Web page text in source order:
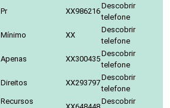
Pr XX986216
Descobrir
telefone
Mínimo XX
Descobrir
telefone
Apenas XX300435
Descobrir
telefone
Direitos XX293797
Descobrir
telefone
Recursos
Descobrir